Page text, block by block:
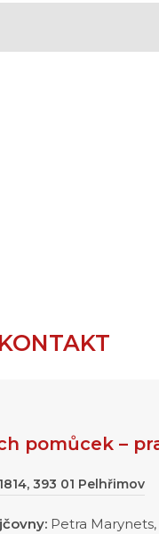
KONTAKT
pomůcek –
393 01 Pelhřimov
Petra Marynets,